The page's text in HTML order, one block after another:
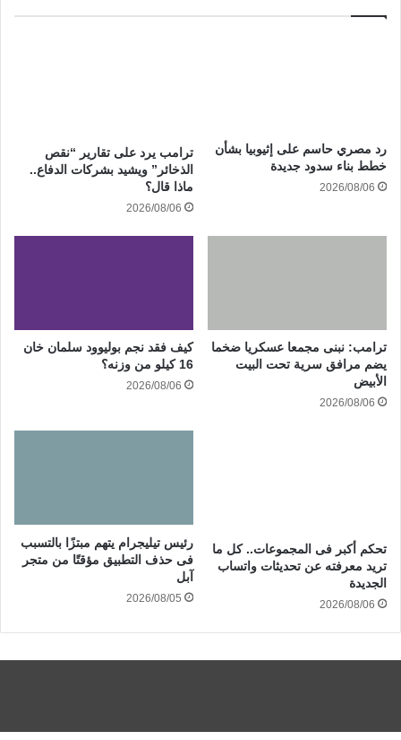
رد مصري حاسم على إثيوبيا بشأن
خطط بناء سدود جديدة
2026/08/06
ترامب يرد على تقارير “نقص
الذخائر” ويشيد بشركات الدفاع..
ماذا قال؟
2026/08/06
ترامب: نبنى مجمعا عسكريا ضخما
يضم مرافق سرية تحت البيت
الأبيض
2026/08/06
كيف فقد نجم بوليوود سلمان خان
16 كيلو من وزنه؟
2026/08/06
تحكم أكبر فى المجموعات.. كل ما
تريد معرفته عن تحديثات واتساب
الجديدة
2026/08/06
رئيس تيليجرام يتهم مبتزًا بالتسبب
فى حذف التطبيق مؤقتًا من متجر
آبل
2026/08/05